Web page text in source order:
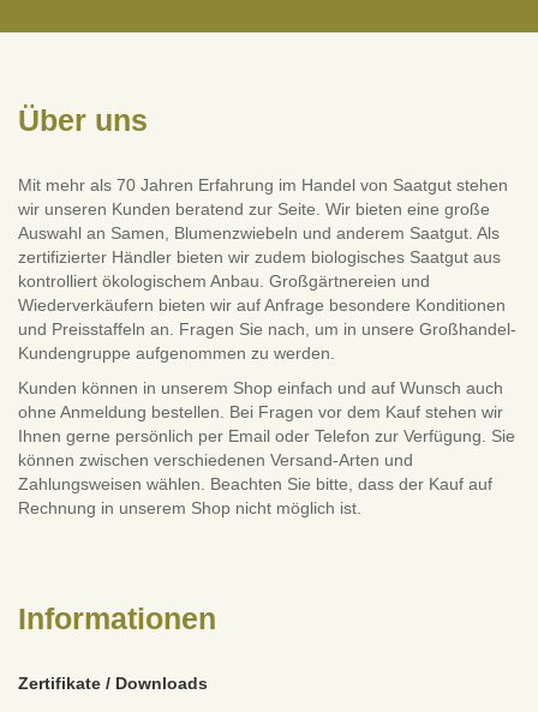
Über uns
Mit mehr als 70 Jahren Erfahrung im Handel von Saatgut stehen
wir unseren Kunden beratend zur Seite. Wir bieten eine große
Auswahl an Samen, Blumenzwiebeln und anderem Saatgut. Als
zertifizierter Händler bieten wir zudem biologisches Saatgut aus
kontrolliert ökologischem Anbau. Großgärtnereien und
Wiederverkäufern bieten wir auf Anfrage besondere Konditionen
und Preisstaffeln an. Fragen Sie nach, um in unsere Großhandel-
Kundengruppe aufgenommen zu werden.
Kunden können in unserem Shop einfach und auf Wunsch auch
ohne Anmeldung bestellen. Bei Fragen vor dem Kauf stehen wir
Ihnen gerne persönlich per Email oder Telefon zur Verfügung. Sie
können zwischen verschiedenen Versand-Arten und
Zahlungsweisen wählen. Beachten Sie bitte, dass der Kauf auf
Rechnung in unserem Shop nicht möglich ist.
Informationen
Zertifikate / Downloads